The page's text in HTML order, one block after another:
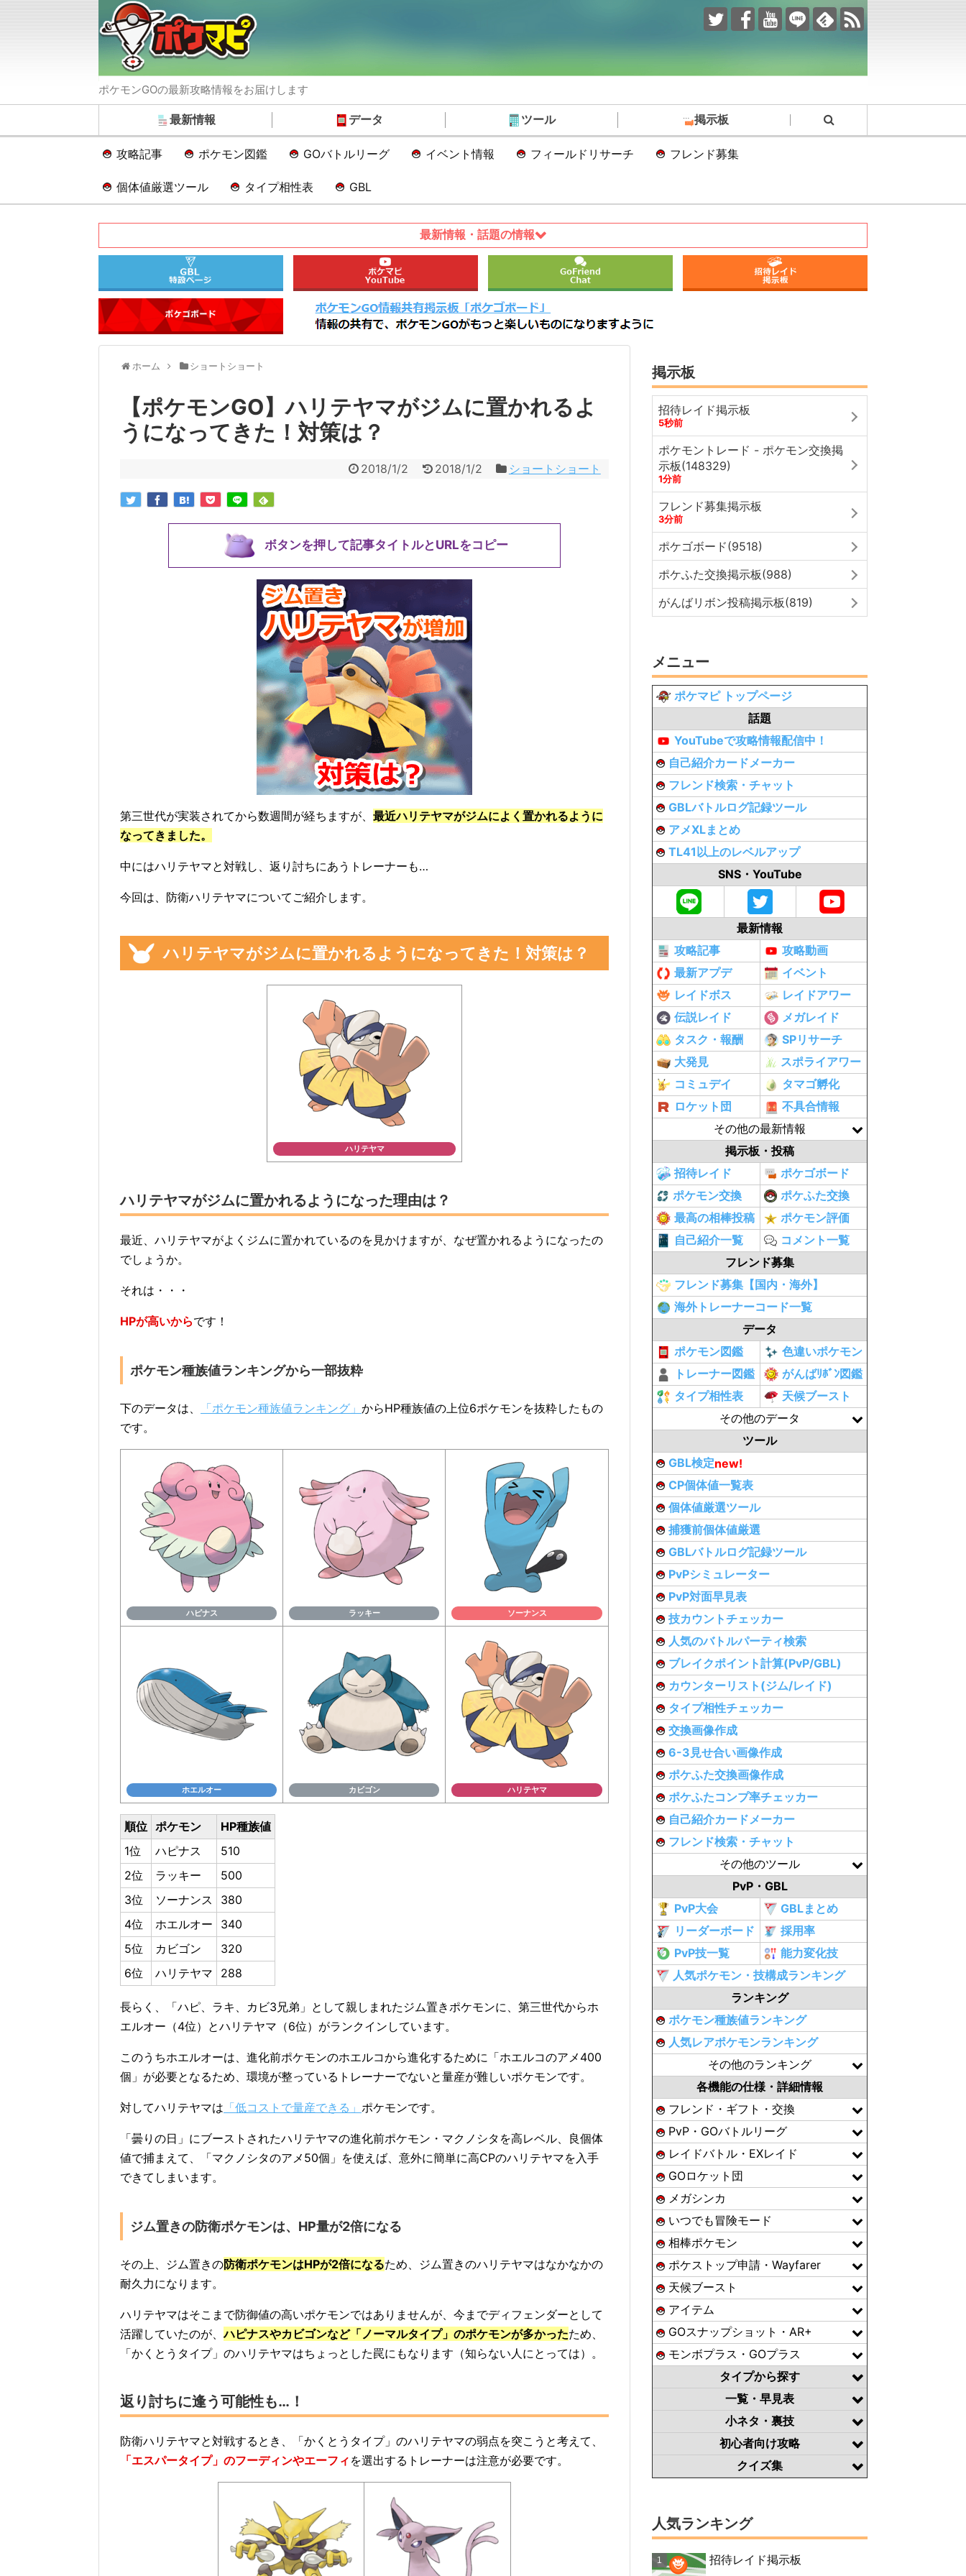
ポケモンGOの最新攻略情報をお届けします
最新情報 データ ツール 掲示板
攻略記事 ポケモン図鑑 GOバトルリーグ イベント情報 フィールドリサーチ フレンド募集
個体値厳選ツール タイプ相性表 GBL
最新情報・話題の情報
ホーム ショートショート
【ポケモンGO】ハリテヤマがジムに置かれるよ
うになってきた！対策は？
2018/1/2 2018/1/2 ショートショート
ボタンを押して記事タイトルとURLをコピー
第三世代が実装されてから数週間が経ちますが、 最近ハリテヤマがジムによく置かれるように
なってきました。
中にはハリテヤマと対戦し、返り討ちにあうトレーナーも…
今回は、防衛ハリテヤマについてご紹介します。
ハリテヤマがジムに置かれるようになってきた！対策は？
ハリテヤマ
ハリテヤマがジムに置かれるようになった理由は？
最近、ハリテヤマがよくジムに置かれているのを見かけますが、なぜ置かれるようになったの
でしょうか。
それは・・・
HPが高いからです！
ポケモン種族値ランキングから一部抜粋
下のデータは、 「ポケモン種族値ランキング」 からHP種族値の上位6ポケモンを抜粋したもの
です。
ハピナス ラッキー ソーナンス
ホエルオー カビゴン ハリテヤマ
順位 ポケモン
HP種族値
1位
ハピナス
510
2位
ラッキー
500
3位
ソーナンス
380
4位
ホエルオー
340
5位
カビゴン
320
6位
ハリテヤマ 288
長らく、「ハピ、ラキ、カビ3兄弟」として親しまれたジム置きポケモンに、第三世代からホ
エルオー（4位）とハリテヤマ（6位）がランクインしています。
このうちホエルオーは、進化前ポケモンのホエルコから進化するために「ホエルコのアメ400
個」が必要となるため、環境が整っているトレーナーでないと量産が難しいポケモンです。
対してハリテヤマは 「低コストで量産できる」 ポケモンです。
「曇りの日」にブーストされたハリテヤマの進化前ポケモン・マクノシタを高レベル、良個体
値で捕まえて、「マクノシタのアメ50個」を使えば、意外に簡単に高CPのハリテヤマを入手
できてしまいます。
ジム置きの防衛ポケモンは、HP量が2倍になる
その上、ジム置きの防衛ポケモンはHPが2倍になるため、ジム置きのハリテヤマはなかなかの
耐久力になります。
ハリテヤマはそこまで防御値の高いポケモンではありませんが、今までディフェンダーとして
活躍していたのが、ハピナスやカビゴンなど「ノーマルタイプ」のポケモンが多かったため、
「かくとうタイプ」のハリテヤマはちょっとした罠にもなります（知らない人にとっては）。
返り討ちに逢う可能性も…！
防衛ハリテヤマと対戦するとき、「かくとうタイプ」のハリテヤマの弱点を突こうと考えて、
「エスパータイプ」のフーディンやエーフィ を選出するトレーナーは注意が必要です。
掲示板
招待レイド掲示板
5秒前
ポケモントレード - ポケモン交換掲
示板(148329)
1分前
フレンド募集掲示板
3分前
ポケゴボード(9518)
ポケふた交換掲示板(988)
がんばリボン投稿掲示板(819)
メニュー
ポケマピ トップページ
話題
YouTubeで攻略情報配信中！
自己紹介カードメーカー
フレンド検索・チャット
GBLバトルログ記録ツール
アメXLまとめ
TL41以上のレベルアップ
SNS・YouTube
最新情報
攻略記事
攻略動画
最新アプデ
イベント
レイドボス
レイドアワー
伝説レイド
メガレイド
タスク・報酬
SPリサーチ
大発見
スポライアワー
コミュデイ
タマゴ孵化
ロケット団
不具合情報
その他の最新情報
掲示板・投稿
招待レイド
ポケゴボード
ポケモン交換
ポケふた交換
最高の相棒投稿
ポケモン評価
自己紹介一覧
コメント一覧
フレンド募集
フレンド募集【国内・海外】
海外トレーナーコード一覧
データ
ポケモン図鑑
色違いポケモン
トレーナー図鑑
がんばﾘﾎﾞﾝ図鑑
タイプ相性表
天候ブースト
その他のデータ
ツール
GBL検定new!
CP個体値一覧表
個体値厳選ツール
捕獲前個体値厳選
GBLバトルログ記録ツール
PvPシミュレーター
PvP対面早見表
技カウントチェッカー
人気のバトルパーティ検索
ブレイクポイント計算(PvP/GBL)
カウンターリスト(ジム/レイド)
タイプ相性チェッカー
交換画像作成
6-3見せ合い画像作成
ポケふた交換画像作成
ポケふたコンプ率チェッカー
自己紹介カードメーカー
フレンド検索・チャット
その他のツール
PvP・GBL
PvP大会
GBLまとめ
リーダーボード
採用率
PvP技一覧
能力変化技
人気ポケモン・技構成ランキング
ランキング
ポケモン種族値ランキング
人気レアポケモンランキング
その他のランキング
各機能の仕様・詳細情報
フレンド・ギフト・交換
PvP・GOバトルリーグ
レイドバトル・EXレイド
GOロケット団
メガシンカ
いつでも冒険モード
相棒ポケモン
ポケストップ申請・Wayfarer
天候ブースト
アイテム
GOスナップショット・AR+
モンボプラス・GOプラス
タイプから探す
一覧・早見表
小ネタ・裏技
初心者向け攻略
クイズ集
人気ランキング
招待レイド掲示板